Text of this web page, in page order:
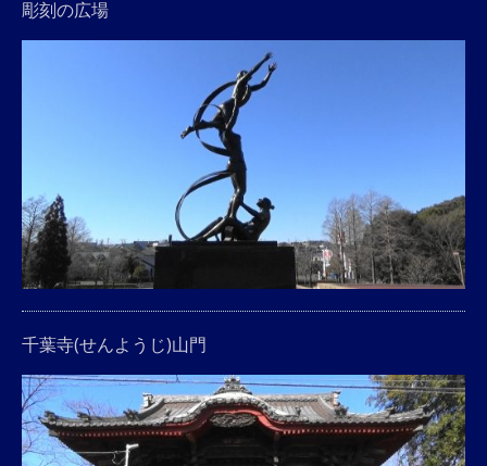
彫刻の広場
千葉寺(せんようじ)山門